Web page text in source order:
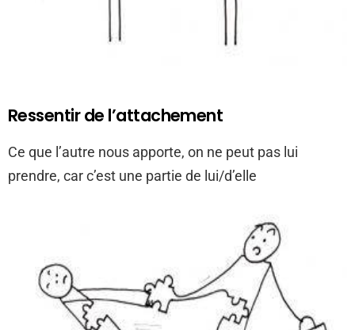
Ressentir de l’attachement
Ce que l’autre nous apporte, on ne peut pas lui
prendre, car c’est une partie de lui/d’elle